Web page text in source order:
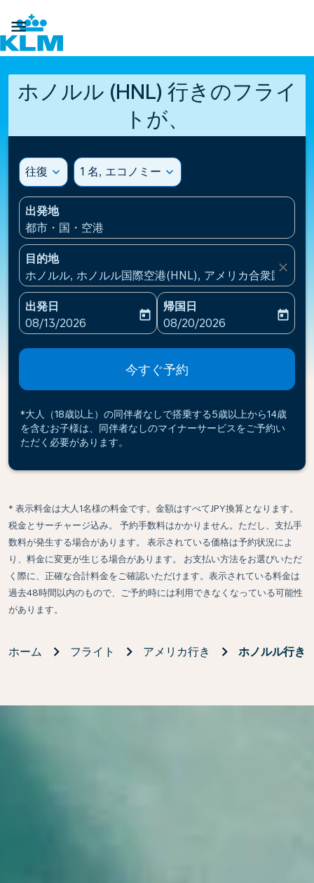

ホノルル (HNL) 行きのフライ
トが、
往復 expand_more 1 名, エコノミー expand_more
出発地
都市・国・空港
目的地
ホノルル, ホノルル国際空港(HNL), アメリカ合衆国
close
出発日
fc-booking-departure-date-aria-label
08/13/2026
today
帰国日
fc-booking-return-date-
08/20/2026
today
今すぐ予約
*大人（18歳以上）の同伴者なしで搭乗する5歳以上から14歳
を含むお子様は、同伴者なしのマイナーサービスをご予約い
ただく必要があります。
* 表示料金は大人1名様の料金です。金額はすべてJPY換算となります。
税金とサーチャージ込み。 予約手数料はかかりません。ただし、支払手
数料が発生する場合があります。 表示されている価格は予約状況によ
り、料金に変更が生じる場合があります。 お支払い方法をお選びいただ
く際に、正確な合計料金をご確認いただけます。表示されている料金は
過去48時間以内のもので、ご予約時には利用できなくなっている可能性
があります。
ホーム フライト アメリカ行き ホノルル行き